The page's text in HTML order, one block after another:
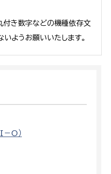
付き数字などの機種依存文
ようお願いいたします。
O）